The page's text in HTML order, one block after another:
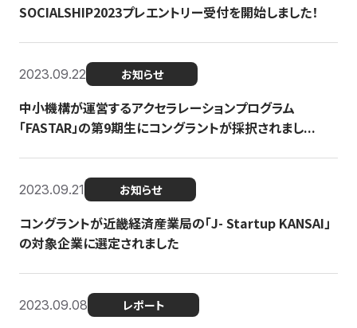
SOCIALSHIP2023プレエントリー受付を開始しました！
2023.09.22 お知らせ
中小機構が運営するアクセラレーションプログラム
「FASTAR」の第9期生にコングラントが採択されまし...
2023.09.21 お知らせ
コングラントが近畿経済産業局の「J- Startup KANSAI」
の対象企業に選定されました
2023.09.08 レポート